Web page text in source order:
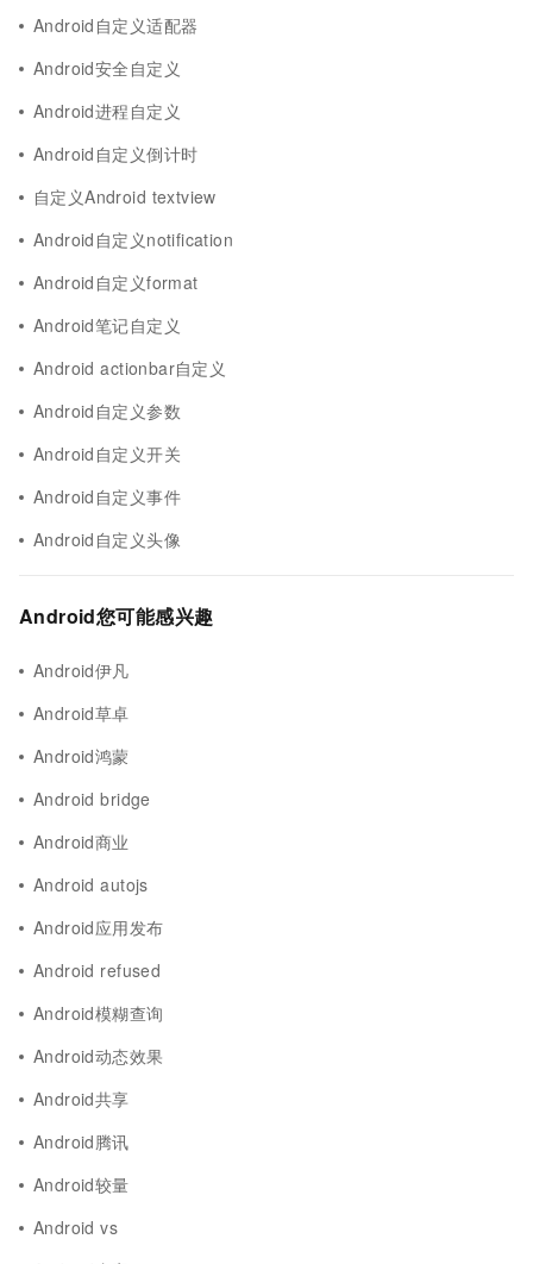
Android自定义适配器
Android安全自定义
Android进程自定义
Android自定义倒计时
自定义Android textview
Android自定义notification
Android自定义format
Android笔记自定义
Android actionbar自定义
Android自定义参数
Android自定义开关
Android自定义事件
Android自定义头像
Android您可能感兴趣
Android伊凡
Android草卓
Android鸿蒙
Android bridge
Android商业
Android autojs
Android应用发布
Android refused
Android模糊查询
Android动态效果
Android共享
Android腾讯
Android较量
Android vs